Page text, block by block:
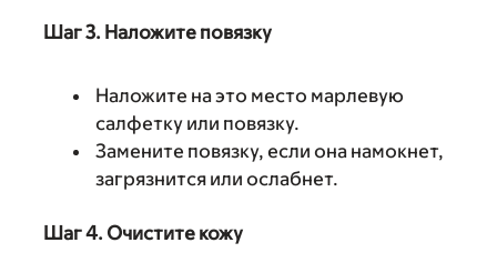
Шаг 3. Наложите повязку
Наложите на это место марлевую
салфетку или повязку.
Замените повязку, если она намокнет,
загрязнится или ослабнет.
Шаг 4. Очистите кожу